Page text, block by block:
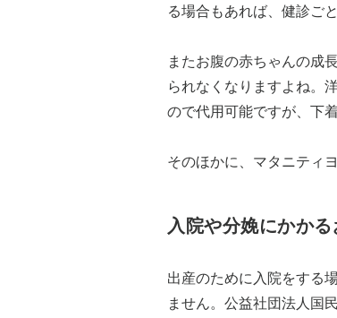
る場合もあれば、健診ご
またお腹の赤ちゃんの成
られなくなりますよね。
ので代用可能ですが、下
そのほかに、マタニティ
入院や分娩にかかる
出産のために入院をする
ません。公益社団法人国